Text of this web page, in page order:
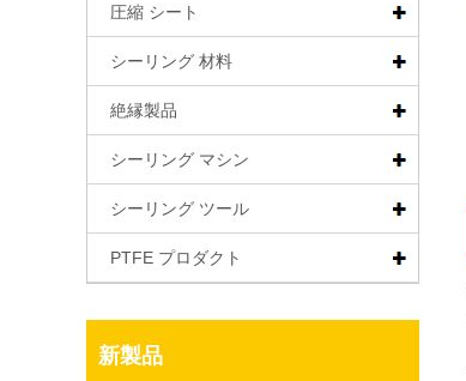
圧縮 シート
シーリング 材料
絶縁製品
シーリング マシン
シーリング ツール
PTFE プロダクト
新製品